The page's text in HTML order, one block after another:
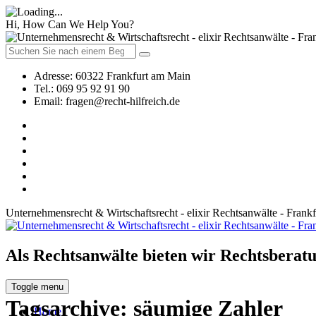
Hi, How Can We Help You?
Adresse: 60322 Frankfurt am Main
Tel.: 069 95 92 91 90
Email: fragen@recht-hilfreich.de
Unternehmensrecht & Wirtschaftsrecht - elixir Rechtsanwälte -
Als Rechtsanwälte bieten wir
Toggle menu
Home
Tagsarchive: säumige Zahler